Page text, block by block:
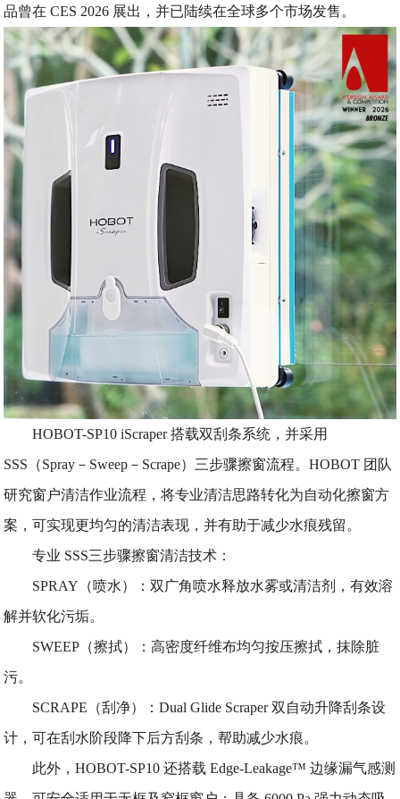
品曾在 CES 2026 展出，并已陆续在全球多个市场发售。
HOBOT-SP10 iScraper 搭载双刮条系统，并采用
SSS（Spray－Sweep－Scrape）三步骤擦窗流程。HOBOT 团队
研究窗户清洁作业流程，将专业清洁思路转化为自动化擦窗方
案，可实现更均匀的清洁表现，并有助于减少水痕残留。
专业 SSS三步骤擦窗清洁技术：
SPRAY（喷水）：双广角喷水释放水雾或清洁剂，有效溶
解并软化污垢。
SWEEP（擦拭）：高密度纤维布均匀按压擦拭，抹除脏
污。
SCRAPE（刮净）：Dual Glide Scraper 双自动升降刮条设
计，可在刮水阶段降下后方刮条，帮助减少水痕。
此外，HOBOT-SP10 还搭载 Edge-Leakage™ 边缘漏气感测